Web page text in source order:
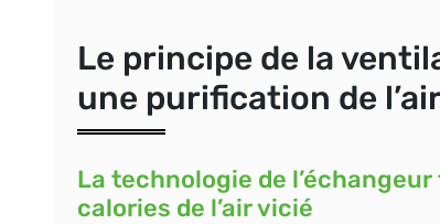
Le principe de la
une purification de
La technologie de
calories de l’air vicié